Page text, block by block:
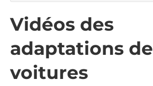
Trouver un revendeur
Vidéos des
adaptations de
voitures